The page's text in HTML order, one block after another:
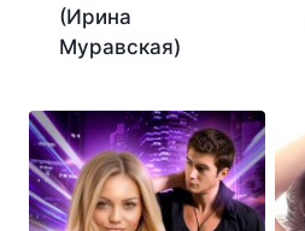
(Ирина
Муравская)